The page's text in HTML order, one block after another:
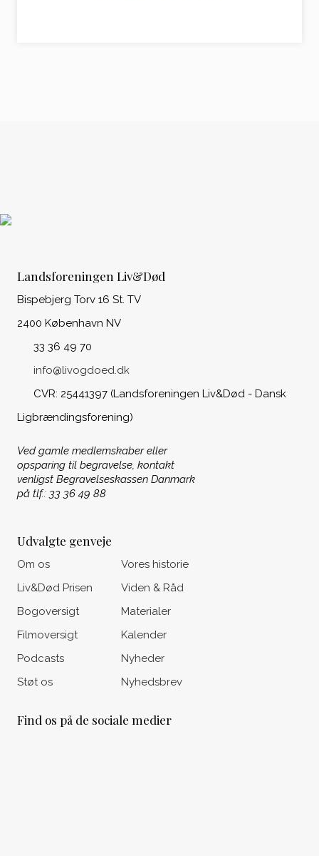
Landsforeningen Liv&Død
Bispebjerg Torv 16 St. TV
2400 København NV
33 36 49 70
info@livogdoed.dk
CVR: 25441397 (Landsforeningen Liv&Død - Dansk
Ligbrændingsforening)
Ved gamle medlemskaber eller
opsparing til begravelse, kontakt
venligst Begravelseskassen Danmark
på tlf.: 33 36 49 88
Udvalgte genveje
Om os
Liv&Død Prisen
Bogoversigt
Filmoversigt
Podcasts
Støt os
Vores historie
Viden & Råd
Materialer
Kalender
Nyheder
Nyhedsbrev
Find os på de sociale medier